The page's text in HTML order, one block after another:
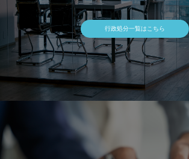
行政処分一覧はこちら